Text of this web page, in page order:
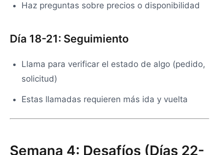
Haz preguntas sobre precios o disponibilidad
Día 18-21: Seguimiento
Llama para verificar el estado de algo (pedido,
solicitud)
Estas llamadas requieren más ida y vuelta
Semana 4: Desafíos (Días 22-